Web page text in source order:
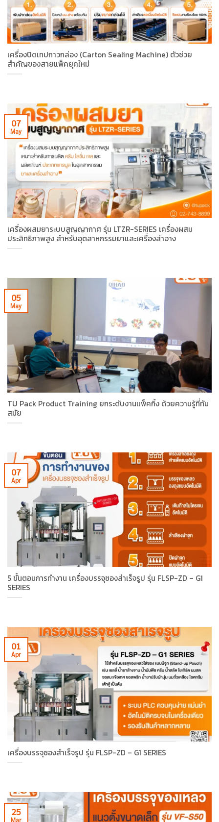
เครื่องปิดเทปกาวกล่อง (Carton Sealing Machine) ตัวช่วย
สำคัญของสายแพ็คยุคใหม่
เครื่องผสมยาระบบสูญญากาศ รุ่น LTZR-SERIES เครื่องผสม
ประสิทธิภาพสูง สำหรับอุตสาหกรรมยาและเครื่องสำอาง
07
May
TU Pack Product Training ยกระดับงานแพ็คกิ้ง ด้วยความรู้ที่ทัน
สมัย
05
May
5 ขั้นตอนการทำงาน เครื่องบรรจุซองสำเร็จรูป รุ่น FLSP-ZD – G1
SERIES
07
Apr
เครื่องบรรจุซองสำเร็จรูป รุ่น FLSP-ZD – G1 SERIES
01
Apr
25
Mar